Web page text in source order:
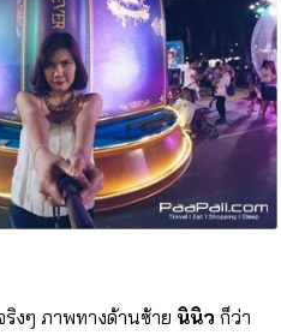
งๆ ภาพทางด้านซ้าย นินิว ก็ว่า